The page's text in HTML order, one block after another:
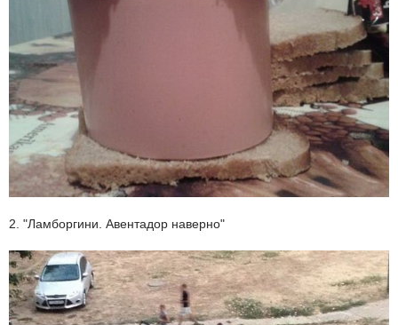
2. "Ламборгини. Авентадор наверно"